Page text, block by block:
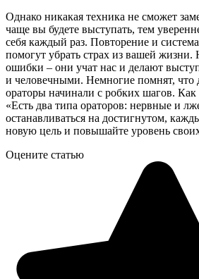
Однако никакая техника не сможет
чаще вы будете выступать, тем
себя каждый раз. Повторение и
помогут убрать страх из вашей жизни.
ошибки – они учат нас и делают
и человечными. Немногие помнят,
ораторы начинали с робких шагов.
«Есть два типа ораторов: нервные и
останавливаться на достигнутом,
новую цель и повышайте уровень
Оцените статью